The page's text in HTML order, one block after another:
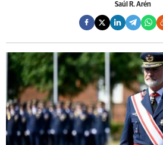
Saúl R. Arén